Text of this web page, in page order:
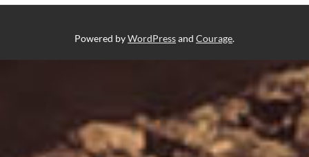
Powered byWordPressand Courage.